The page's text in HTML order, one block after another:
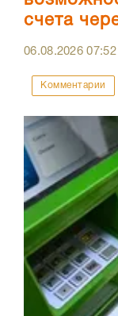
счета
06.08.202607:52
Комментарии